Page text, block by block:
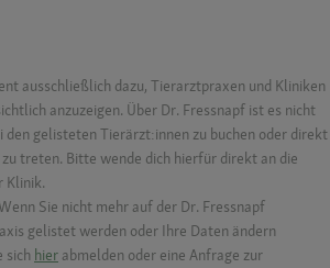
ausschließlich dazu, Tierarztpraxen und Kliniken
anzuzeigen. Über Dr. Fressnapf ist es nicht
den gelisteten Tierärzt:innen zu buchen oder direkt
treten. Bitte wende dich hierfür direkt an die
Klinik.
Sie nicht mehr auf der Dr. Fressnapf
gelistet werden oder Ihre Daten ändern
sich hier abmelden oder eine Anfrage zur